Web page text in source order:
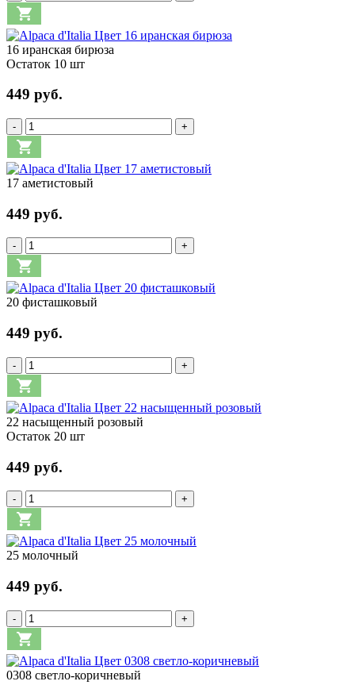
16 иранская бирюза
Остаток 10 шт
449 руб.
- +
17 аметистовый
449 руб.
- +
20 фисташковый
449 руб.
- +
22 насыщенный розовый
Остаток 20 шт
449 руб.
- +
25 молочный
449 руб.
- +
0308 светло-коричневый